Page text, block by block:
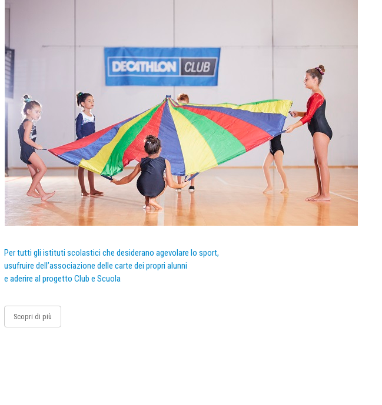
Per tutti gli istituti scolastici che desiderano agevolare lo sport,
usufruire dell’associazione delle carte dei propri alunni
e aderire al progetto Club e Scuola
Scopri di più